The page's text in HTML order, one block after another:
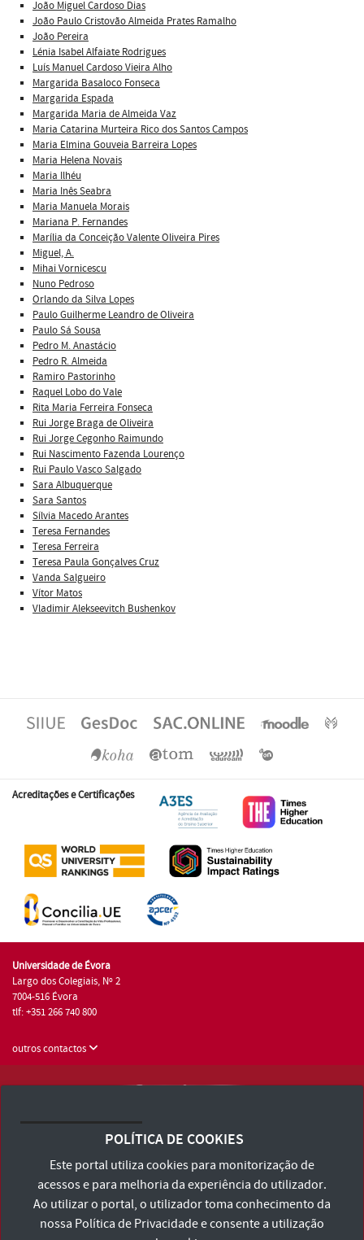
João Miguel Cardoso Dias
João Paulo Cristovão Almeida Prates Ramalho
João Pereira
Lénia Isabel Alfaiate Rodrigues
Luís Manuel Cardoso Vieira Alho
Margarida Basaloco Fonseca
Margarida Espada
Margarida Maria de Almeida Vaz
Maria Catarina Murteira Rico dos Santos Campos
Maria Elmina Gouveia Barreira Lopes
Maria Helena Novais
Maria Ilhéu
Maria Inês Seabra
Maria Manuela Morais
Mariana P. Fernandes
Marília da Conceição Valente Oliveira Pires
Miguel, A.
Mihai Vornicescu
Nuno Pedroso
Orlando da Silva Lopes
Paulo Guilherme Leandro de Oliveira
Paulo Sá Sousa
Pedro M. Anastácio
Pedro R. Almeida
Ramiro Pastorinho
Raquel Lobo do Vale
Rita Maria Ferreira Fonseca
Rui Jorge Braga de Oliveira
Rui Jorge Cegonho Raimundo
Rui Nascimento Fazenda Lourenço
Rui Paulo Vasco Salgado
Sara Albuquerque
Sara Santos
Sílvia Macedo Arantes
Teresa Fernandes
Teresa Ferreira
Teresa Paula Gonçalves Cruz
Vanda Salgueiro
Vítor Matos
Vladimir Alekseevitch Bushenkov
Acreditações e Certificações
Universidade de Évora
Largo dos Colegiais, Nº 2
7004-516 Évora
tlf: +351 266 740 800
outros contactos
Consulte os Termos e Condições e Política de Privacidade
Declaração de Acessibilidade
POLÍTICA DE COOKIES
Este portal utiliza cookies para monitorização de
acessos e para melhoria da experiência do utilizador.
Ao utilizar o portal, o utilizador toma conhecimento da
nossa Política de Privacidadee consente a utilização